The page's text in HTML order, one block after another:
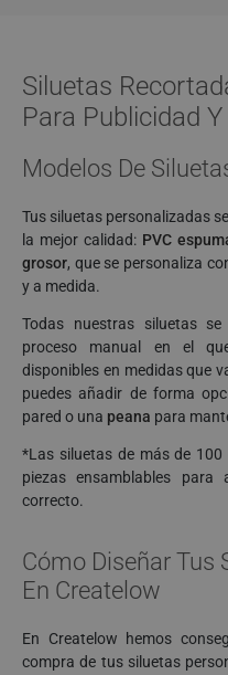
Siluetas
Para Publicidad
Modelos De
Tus siluetas personalizadas
la mejor calidad: PVC
grosor, que se personaliza
y a medida.
Todas nuestras siluetas
proceso manual en el
disponibles en medidas que
puedes añadir de forma
pared o una peana para
*Las siluetas de más de
piezas ensamblables
correcto.
Cómo Diseñar Tus
En Createlow
En Createlow hemos
compra de tus siluetas